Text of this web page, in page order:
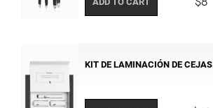
KIT DE LAMINACIÓN DE CEJAS